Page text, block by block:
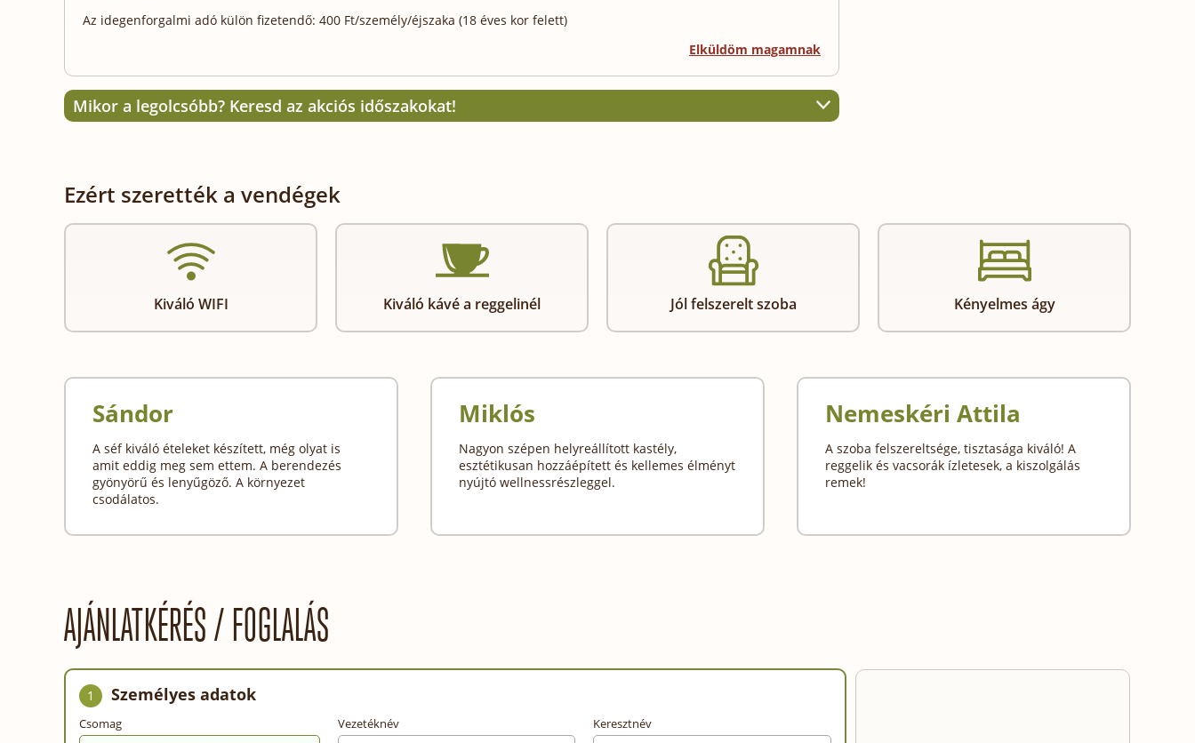
Az idegenforgalmi adó külön fizetendő: 400 Ft/személy/éjszaka (18 éves kor felett)
Elküldöm magamnak
Mikor a legolcsóbb? Keresd az akciós időszakokat!
Ezért szerették a vendégek
Kiváló WIFI Kiváló kávé a reggelinél Jól felszerelt szoba Kényelmes ágy
Sándor
A séf kiváló ételeket készített, még olyat is
amit eddig meg sem ettem. A berendezés
gyönyörű és lenyűgöző. A környezet
csodálatos.
Miklós
Nagyon szépen helyreállított kastély,
esztétikusan hozzáépített és kellemes élményt
nyújtó wellnessrészleggel.
Nemeskéri Attila
A szoba felszereltsége, tisztasága kiváló! A
reggelik és vacsorák ízletesek, a kiszolgálás
remek!
AJÁNLATKÉRÉS / FOGLALÁS
1 Személyes adatok
Csomag
Vezetéknév Keresztnév